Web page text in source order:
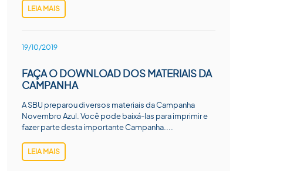
LEIA MAIS
19/10/2019
FAÇA O DOWNLOAD DOS MATERIAIS DA
CAMPANHA
A SBU preparou diversos materiais da Campanha
Novembro Azul. Você pode baixá-las para imprimir e
fazer parte desta importante Campanha....
LEIA MAIS